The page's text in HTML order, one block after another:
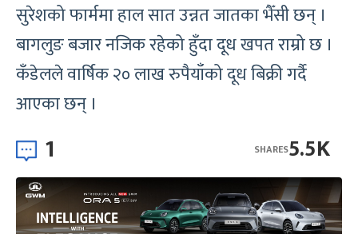
सुरेशको फार्ममा हाल सात उन्नत जातका भैँसी छन् ।
बागलुङ बजार नजिक रहेको हुँदा दूध खपत राम्रो छ ।
कँडेलले वार्षिक २० लाख रुपैयाँको दूध बिक्री गर्दै
आएका छन् ।
1 5.5K
SHARES